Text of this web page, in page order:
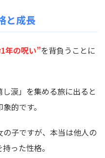
と成長
年の呪い”を背負うことに
涙」を集める旅に出ると
的です。
子ですが、本当は他人の
った性格。